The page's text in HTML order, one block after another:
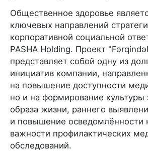
Общественное здоровье
ключевых направлений
корпоративной социальной
PASHA Holding. Проект
представляет собой одну из
инициатив компании,
на повышение доступности
но и на формирование культуры
образа жизни, раннего
и повышение осведомлённости
важности профилактических
обследований.